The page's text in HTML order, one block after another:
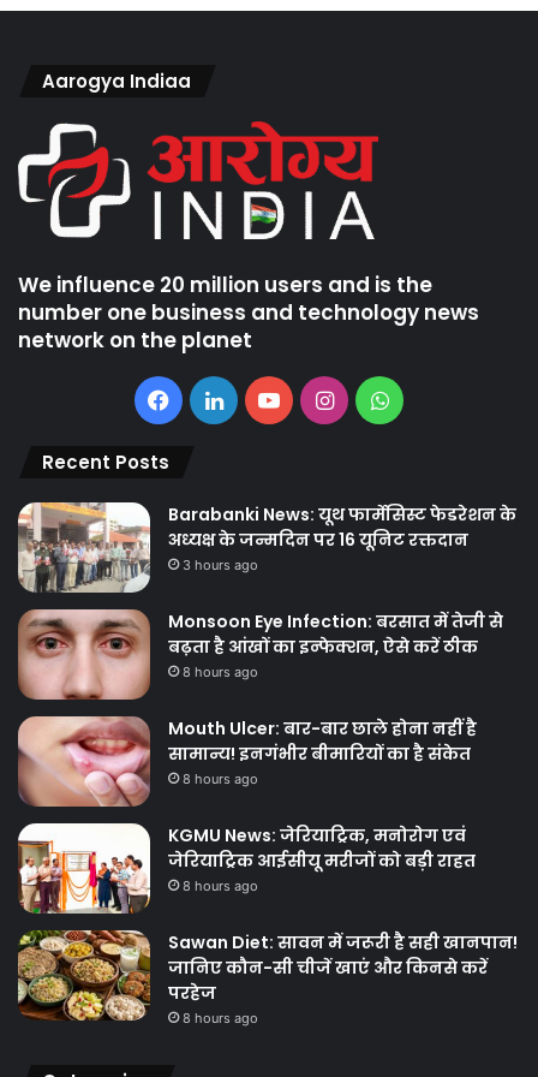
Aarogya Indiaa
We influence 20 million users and is the
number one business and technology news
network on the planet
Facebook
LinkedInYouTubeInstagramWhatsApp
Recent Posts
Barabanki News: यूथ फार्मेसिस्ट फेडरेशन के
अध्यक्ष के जन्मदिन पर 16 यूनिट रक्तदान
3 hours ago
Monsoon Eye Infection: बरसात में तेजी से
बढ़ता है आंखों का इन्फेक्शन, ऐसे करें ठीक
8 hours ago
Mouth Ulcer: बार-बार छाले होना नहीं है
सामान्य! इनगंभीर बीमारियों का है संकेत
8 hours ago
KGMU News: जेरियाट्रिक, मनोरोग एवं
जेरियाट्रिक आईसीयू मरीजों को बड़ी राहत
8 hours ago
Sawan Diet: सावन में जरूरी है सही खानपान!
जानिए कौन-सी चीजें खाएं और किनसे करें
परहेज
8 hours ago